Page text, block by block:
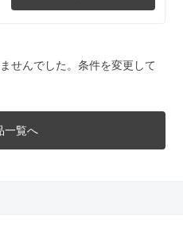
せんでした。条件を変更して
一覧へ